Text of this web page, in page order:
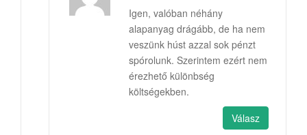
Igen, valóban néhány
alapanyag drágább, de ha nem
veszünk húst azzal sok pénzt
spórolunk. Szerintem ezért nem
érezhető különbség
költségekben.
Válasz